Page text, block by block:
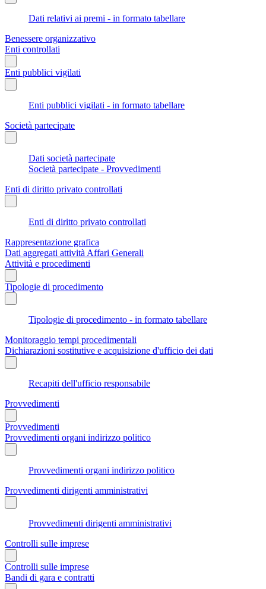
Dati relativi ai premi - in formato tabellare
Benessere organizzativo
Enti controllati
Enti pubblici vigilati
Enti pubblici vigilati - in formato tabellare
Società partecipate
Dati società partecipate
Società partecipate - Provvedimenti
Enti di diritto privato controllati
Enti di diritto privato controllati
Rappresentazione grafica
Dati aggregati attività Affari Generali
Attività e procedimenti
Tipologie di procedimento
Tipologie di procedimento - in formato tabellare
Monitoraggio tempi procedimentali
Dichiarazioni sostitutive e acquisizione d'ufficio dei dati
Recapiti dell'ufficio responsabile
Provvedimenti
Provvedimenti
Provvedimenti organi indirizzo politico
Provvedimenti organi indirizzo politico
Provvedimenti dirigenti amministrativi
Provvedimenti dirigenti amministrativi
Controlli sulle imprese
Controlli sulle imprese
Bandi di gara e contratti